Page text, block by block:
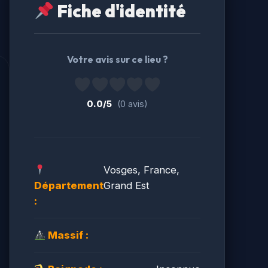
Fiche d'identité
Votre avis sur ce lieu ?
0.0/5 (0 avis)
Département
:
Vosges, France,
Grand Est
Massif :